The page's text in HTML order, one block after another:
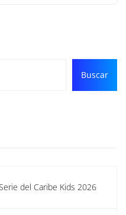
Buscar
del Caribe Kids 2026